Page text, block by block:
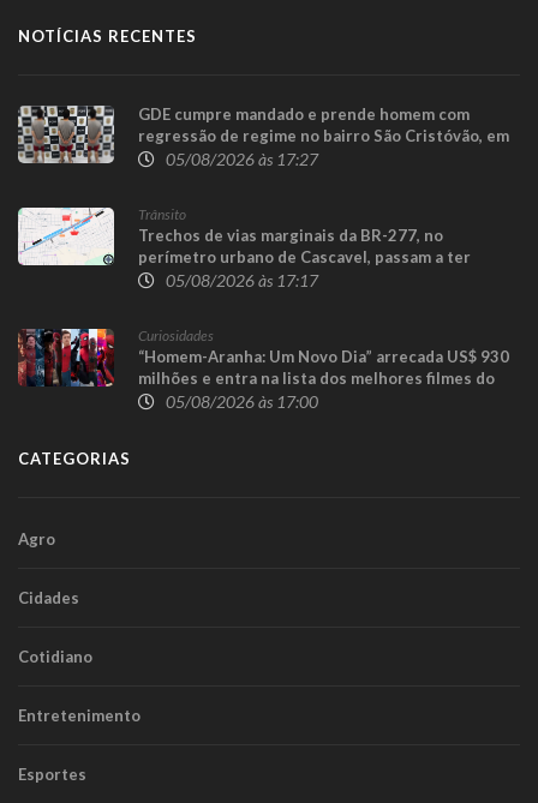
NOTÍCIAS RECENTES
GDE cumpre mandado e prende homem com
regressão de regime no bairro São Cristóvão, em
Cascavel
05/08/2026 às 17:27
Trânsito
Trechos de vias marginais da BR-277, no
perímetro urbano de Cascavel, passam a ter
sentido único para execução das obras da
05/08/2026 às 17:17
Curiosidades
“Homem-Aranha: Um Novo Dia” arrecada US$ 930
milhões e entra na lista dos melhores filmes do
herói05/08/2026 às 17:00
CATEGORIAS
Agro
Cidades
Cotidiano
Entretenimento
Esportes